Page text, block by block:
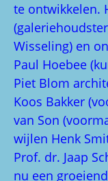
te ontwikkelen.
Wisseling) en
Paul Hoebee
Piet Blom
Koos Bakker
van Son
wijlen Henk
Prof. dr. Jaap
nu een